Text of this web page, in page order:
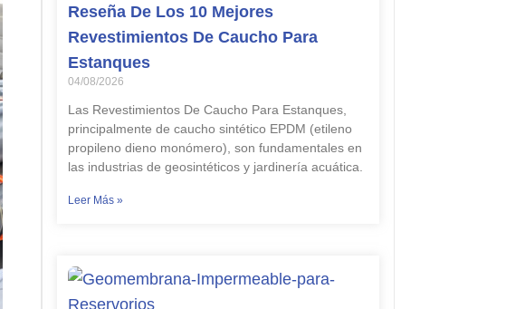
Reseña De Los 10 Mejores
Revestimientos De Caucho Para
Estanques
04/08/2026
Las Revestimientos De Caucho Para Estanques,
principalmente de caucho sintético EPDM (etileno
propileno dieno monómero), son fundamentales en
las industrias de geosintéticos y jardinería acuática.
Leer Más »